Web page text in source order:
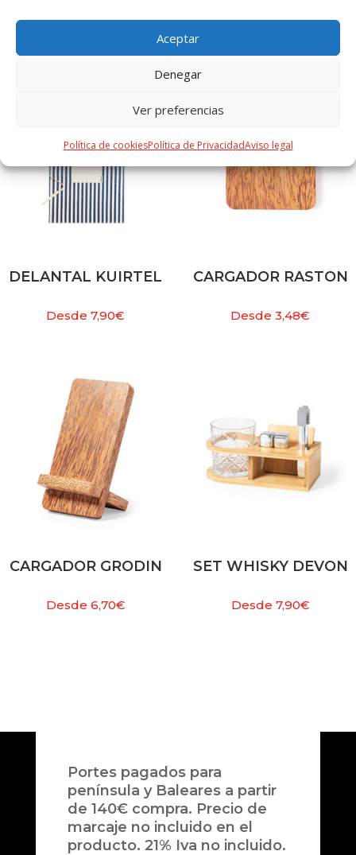
Aceptar
Denegar
Ver preferencias
Política de cookiesPolítica de PrivacidadAviso legal
PRODUCTOS RELACIONADOS
DELANTAL KUIRTEL
Desde7,90€
CARGADOR RASTON
Desde3,48€
CARGADOR GRODIN
Desde 6,70€
SET WHISKY DEVON
Desde 7,90€
Portes pagados para
península y Baleares a partir
de 140€ compra. Precio de
marcaje no incluido en el
producto. 21% Iva no incluido.